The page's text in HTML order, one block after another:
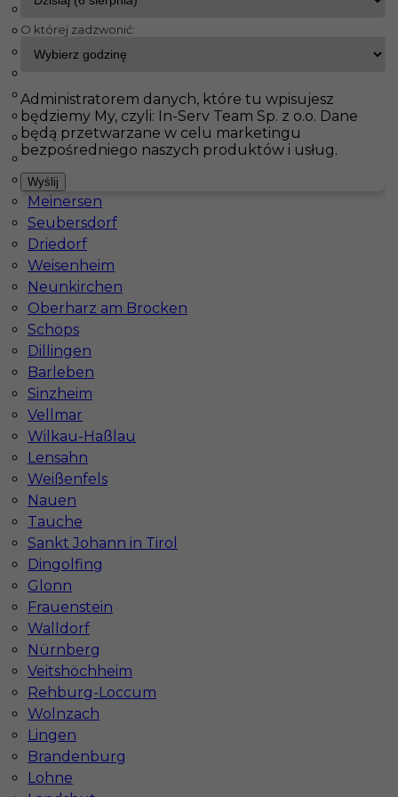
InServ Oferty pracy
Pokaż filtr
Maintal
Haiterbach
Badendorf
Pasenbach
Klettgau
Thale
Bisingen
Schorndorf
Meinersen
Seubersdorf
Driedorf
Weisenheim
Neunkirchen
Oberharz am Brocken
Schöps
Dillingen
Barleben
Sinzheim
Vellmar
Wilkau-Haßlau
Lensahn
Weißenfels
Nauen
Tauche
Sankt Johann in Tirol
Dingolfing
Glonn
Frauenstein
Walldorf
Nürnberg
Veitshöchheim
Rehburg-Loccum
Wolnzach
Lingen
Brandenburg
Lohne
Dekarz / monter świetlików praca Niemcy
Kategoria Dekarz , Monter okien
Lokalizacja Niemcy
Wymagane języki
komunikatywny
Stawka 11 - 13 € / h
1
Znaleziono 1 wyników
Jak znaleźć pracę za granicą?
Czy praca Niemcy na budowie nadal się
opłaca przy obecnych kosztach życia?
O której zadzwonić:
Administratorem danych, które tu wpisujesz
będziemy My, czyli: In-Serv Team Sp. z o.o. Dane
będą przetwarzane w celu marketingu
bezpośredniego naszych produktów i usług.
Wyślij